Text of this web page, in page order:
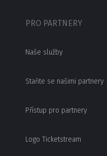
PRO PARTNERY
Naše služby
Staňte se našimi partnery
Přístup pro partnery
Logo Ticketstream